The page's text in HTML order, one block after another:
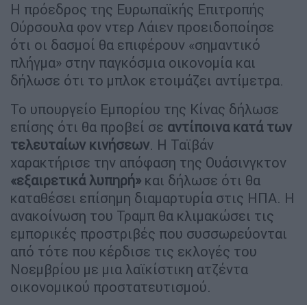
Η πρόεδρος της Ευρωπαϊκής Επιτροπής
Ούρσουλα φον ντερ Λάιεν προειδοποίησε
ότι οι δασμοί θα επιφέρουν «σημαντικό
πλήγμα» στην παγκόσμια οικονομία και
δήλωσε ότι το μπλοκ ετοιμάζει αντίμετρα.
Το υπουργείο Εμπορίου της Κίνας δήλωσε
επίσης ότι θα προβεί σε αντίποινα κατά των
τελευταίων κινήσεων. Η Ταϊβάν
χαρακτήρισε την απόφαση της Ουάσινγκτον
«εξαιρετικά λυπηρή» και δήλωσε ότι θα
καταθέσει επίσημη διαμαρτυρία στις ΗΠΑ. Η
ανακοίνωση του Τραμπ θα κλιμακώσει τις
εμπορικές προστριβές που συσσωρεύονται
από τότε που κέρδισε τις εκλογές του
Νοεμβρίου με μια λαϊκίστικη ατζέντα
οικονομικού προστατευτισμού.